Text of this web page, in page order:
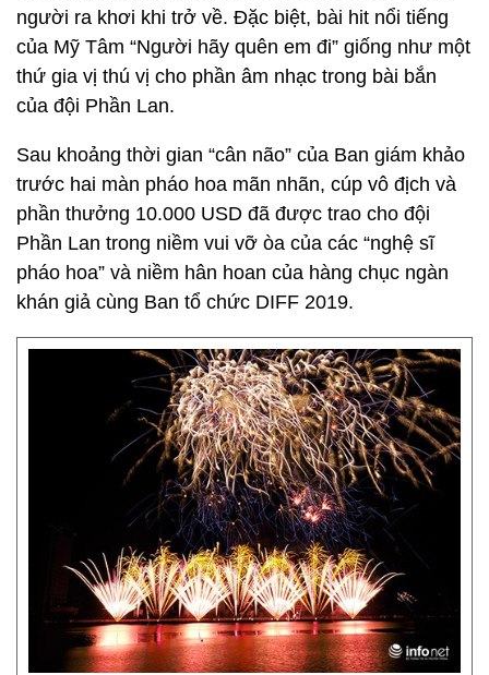
người ra khơi khi trở về. Đặc biệt, bài hit nổi tiếng
của Mỹ Tâm “Người hãy quên em đi” giống như một
thứ gia vị thú vị cho phần âm nhạc trong bài bắn
của đội Phần Lan.
Sau khoảng thời gian “cân não” của Ban giám khảo
trước hai màn pháo hoa mãn nhãn, cúp vô địch và
phần thưởng 10.000 USD đã được trao cho đội
Phần Lan trong niềm vui vỡ òa của các “nghệ sĩ
pháo hoa” và niềm hân hoan của hàng chục ngàn
khán giả cùng Ban tổ chức DIFF 2019.